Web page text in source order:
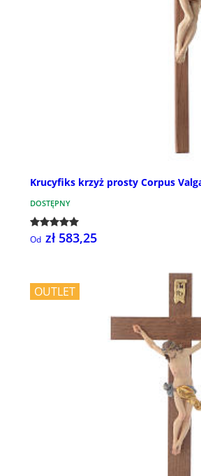
Krucyfiks krzyż prosty Corpus
DOSTĘPNY
Od zł 583,25
OUTLET